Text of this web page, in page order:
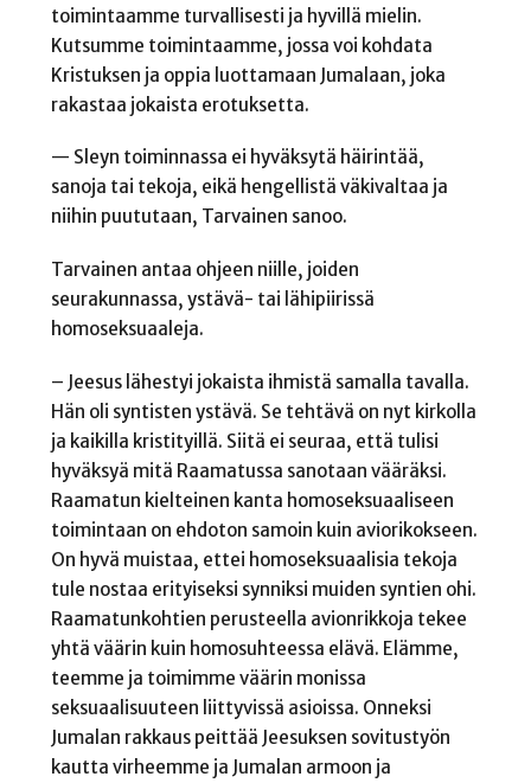
toimintaamme turvallisesti ja hyvillä mielin.
Kutsumme toimintaamme, jossa voi kohdata
Kristuksen ja oppia luottamaan Jumalaan, joka
rakastaa jokaista erotuksetta.
— Sleyn toiminnassa ei hyväksytä häirintää,
sanoja tai tekoja, eikä hengellistä väkivaltaa ja
niihin puututaan, Tarvainen sanoo.
Tarvainen antaa ohjeen niille, joiden
seurakunnassa, ystävä- tai lähipiirissä
homoseksuaaleja.
– Jeesus lähestyi jokaista ihmistä samalla tavalla.
Hän oli syntisten ystävä. Se tehtävä on nyt kirkolla
ja kaikilla kristityillä. Siitä ei seuraa, että tulisi
hyväksyä mitä Raamatussa sanotaan vääräksi.
Raamatun kielteinen kanta homoseksuaaliseen
toimintaan on ehdoton samoin kuin aviorikokseen.
On hyvä muistaa, ettei homoseksuaalisia tekoja
tule nostaa erityiseksi synniksi muiden syntien ohi.
Raamatunkohtien perusteella avionrikkoja tekee
yhtä väärin kuin homosuhteessa elävä. Elämme,
teemme ja toimimme väärin monissa
seksuaalisuuteen liittyvissä asioissa. Onneksi
Jumalan rakkaus peittää Jeesuksen sovitustyön
kautta virheemme ja Jumalan armoon ja